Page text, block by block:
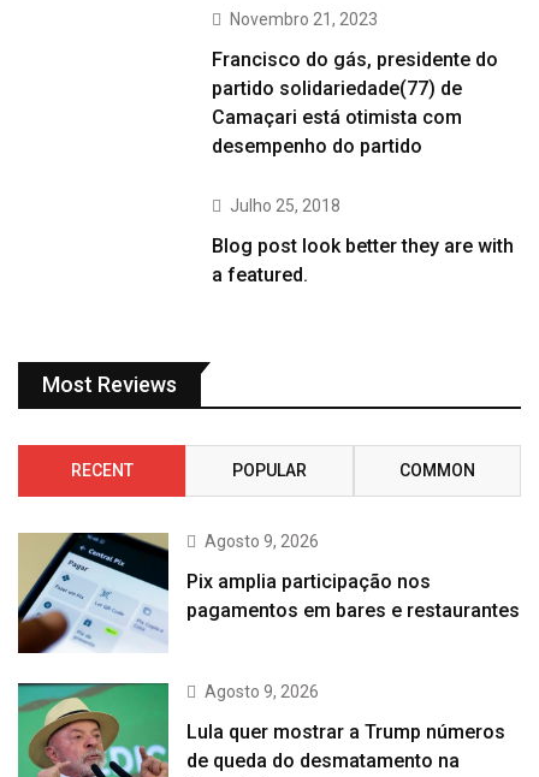
Novembro 21, 2023
Francisco do gás, presidente do
partido solidariedade(77) de
Camaçari está otimista com
desempenho do partido
Julho 25, 2018
Blog post look better they are with
a featured.
Most Reviews
RECENT POPULAR COMMON
Agosto 9, 2026
Pix amplia participação nos
pagamentos em bares e restaurantes
Agosto 9, 2026
Lula quer mostrar a Trump números
de queda do desmatamento na